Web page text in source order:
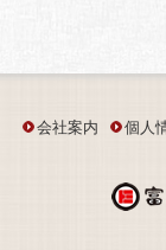
会社案内 個人